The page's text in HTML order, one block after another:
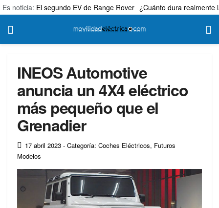
Es noticia: El segundo EV de Range Rover ¿Cuánto dura realmente
INEOS Automotive
anuncia un 4X4 eléctrico
más pequeño que el
Grenadier
17 abril 2023 - Categoría: Coches Eléctricos, Futuros
Modelos